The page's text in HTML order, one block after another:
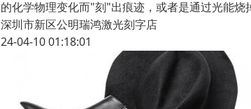
的化学物理变化而"刻"出痕迹，或者是通过光能
深圳市新区公明瑞鸿激光刻字店
24-04-10 01:18:01